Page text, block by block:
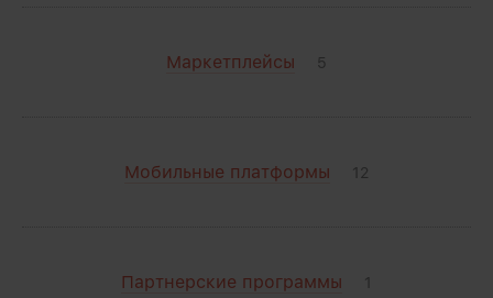
Маркетплейсы 5
Мобильные платформы 12
Партнерские программы 1